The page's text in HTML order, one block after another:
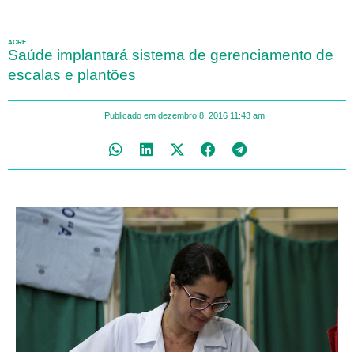
ACRE
Saúde implantará sistema de gerenciamento de
escalas e plantões
Publicado em dezembro 8, 2016 11:43 am